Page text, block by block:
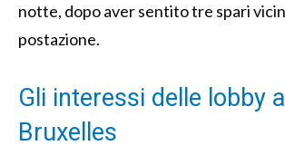
notte, dopo aver sentito tre spari
postazione.
Gli interessi delle lobby a
Bruxelles